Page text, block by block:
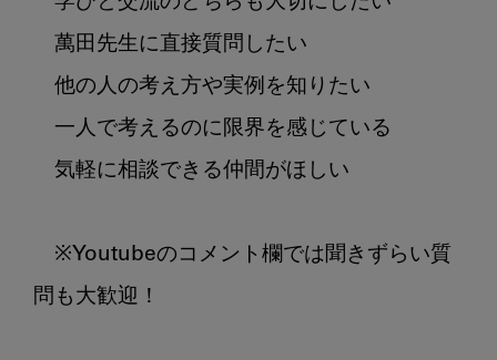
萬田先生に直接質問したい
他の人の考え方や実例を知りたい
一人で考えるのに限界を感じている
気軽に相談できる仲間がほしい
※Youtubeのコメント欄では聞きずらい質
問も大歓迎！